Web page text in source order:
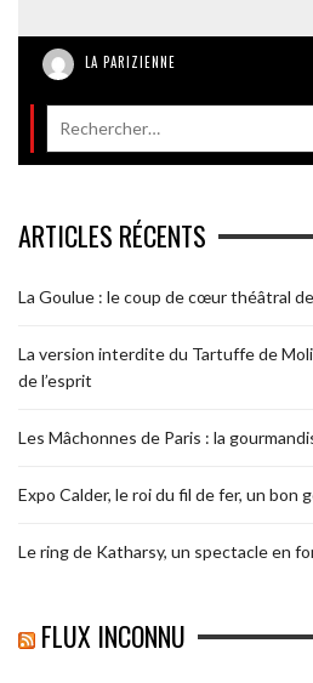
LA PARIZIENNE
ARTICLES RÉCENTS
La Goulue : le coup de cœur théâtral
La version interdite du Tartuffe de
de l’esprit
Les Mâchonnes de Paris : la
Expo Calder, le roi du fil de fer, un bon
Le ring de Katharsy, un spectacle en
FLUX INCONNU